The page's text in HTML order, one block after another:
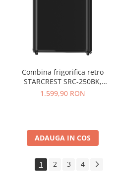
Combina frigorifica retro
STARCREST SRC-250BK,
Design Vintage, Clasa E,
1.599,90 RON
ADAUGA IN COS
1 2 3 4